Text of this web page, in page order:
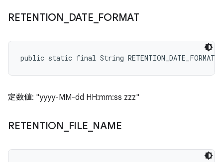
RETENTION DATE FORMAT
public static final String RETENTION_DATE_FORMAT
定数値: "yyyy-MM-dd HH:mm:ss zzz"
RETENTION FILE NAME